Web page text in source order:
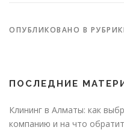
ОПУБЛИКОВАНО В
ПОСЛЕДНИЕ
Клининг в Алматы: как
компанию и на что